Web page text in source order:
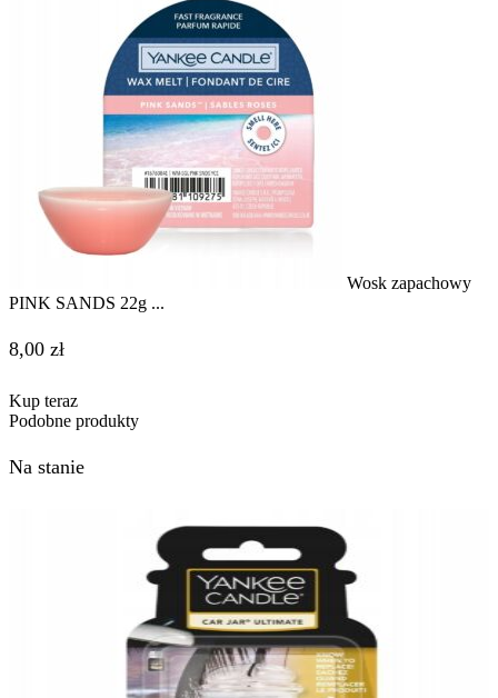
Wosk zapachowy
PINK SANDS 22g ...
8,00 zł
Kup teraz
Podobne produkty
Na stanie